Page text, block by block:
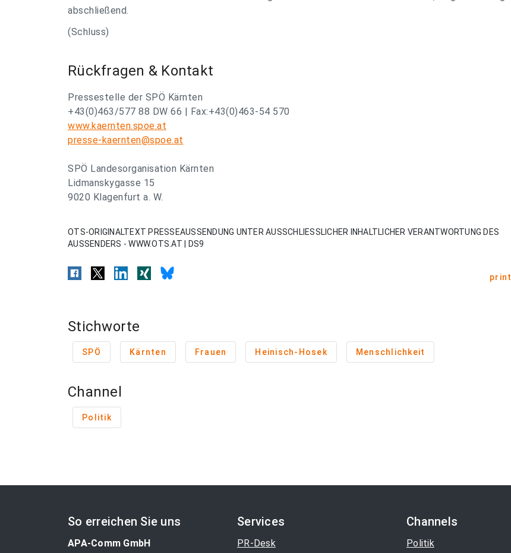
abschließend.
(Schluss)
Rückfragen & Kontakt
Pressestelle der SPÖ Kärnten
+43(0)463/577 88 DW 66 | Fax:+43(0)463-54 570
www.kaernten.spoe.at
presse-kaernten@spoe.at
SPÖ Landesorganisation Kärnten
Lidmanskygasse 15
9020 Klagenfurt a. W.
OTS-ORIGINALTEXT PRESSEAUSSENDUNG UNTER AUSSCHLIESSLICHER INHALTLICHER VERANTWORTUNG DES
AUSSENDERS - WWW.OTS.AT | DS9
print
Stichworte
SPÖ Kärnten Frauen Heinisch-Hosek Menschlichkeit
Channel
Politik
So erreichen Sie uns
APA-Comm GmbH
Services
PR-Desk
Channels
Politik